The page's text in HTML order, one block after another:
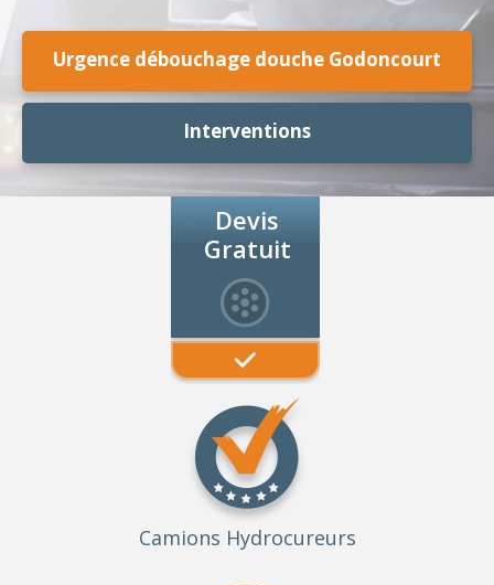
Urgence débouchage douche Godoncourt
Interventions
Devis
Gratuit
Camions Hydrocureurs